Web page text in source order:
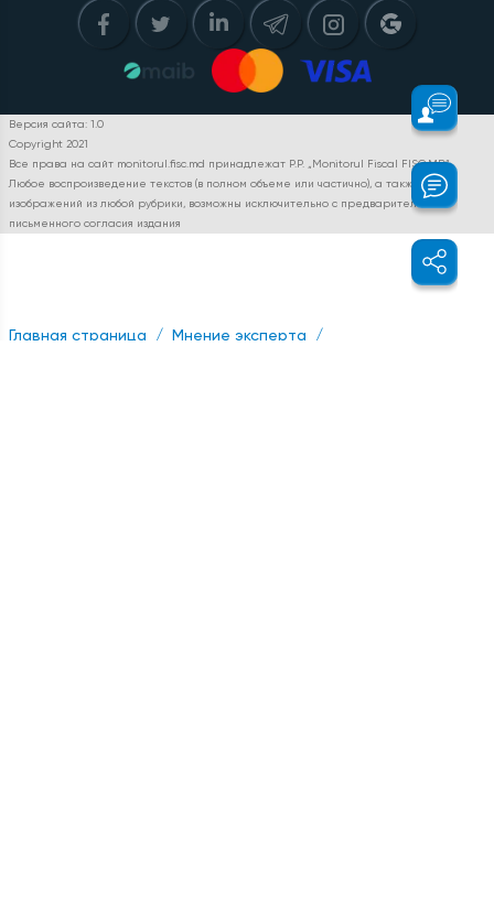
Версия сайта: 1.0
Copyright 2021
Все права на сайт monitorul.fisc.md принадлежат P.P. „Monitorul Fiscal FISC.MD”.
Любое воспроизведение текстов (в полном объеме или частично), а также
изображений из любой рубрики, возможны исключительно с предварительного
письменного согласия издания
Главная страница
Мнение эксперта